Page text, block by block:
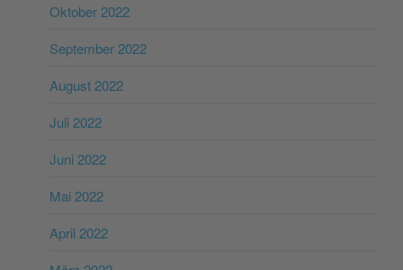
Oktober 2022
September 2022
August 2022
Juli 2022
Juni 2022
Mai 2022
April 2022